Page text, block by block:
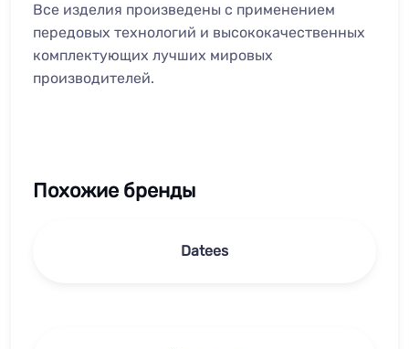
Все изделия произведены с применением
передовых технологий и высококачественных
комплектующих лучших мировых
производителей.
Похожие бренды
Datees